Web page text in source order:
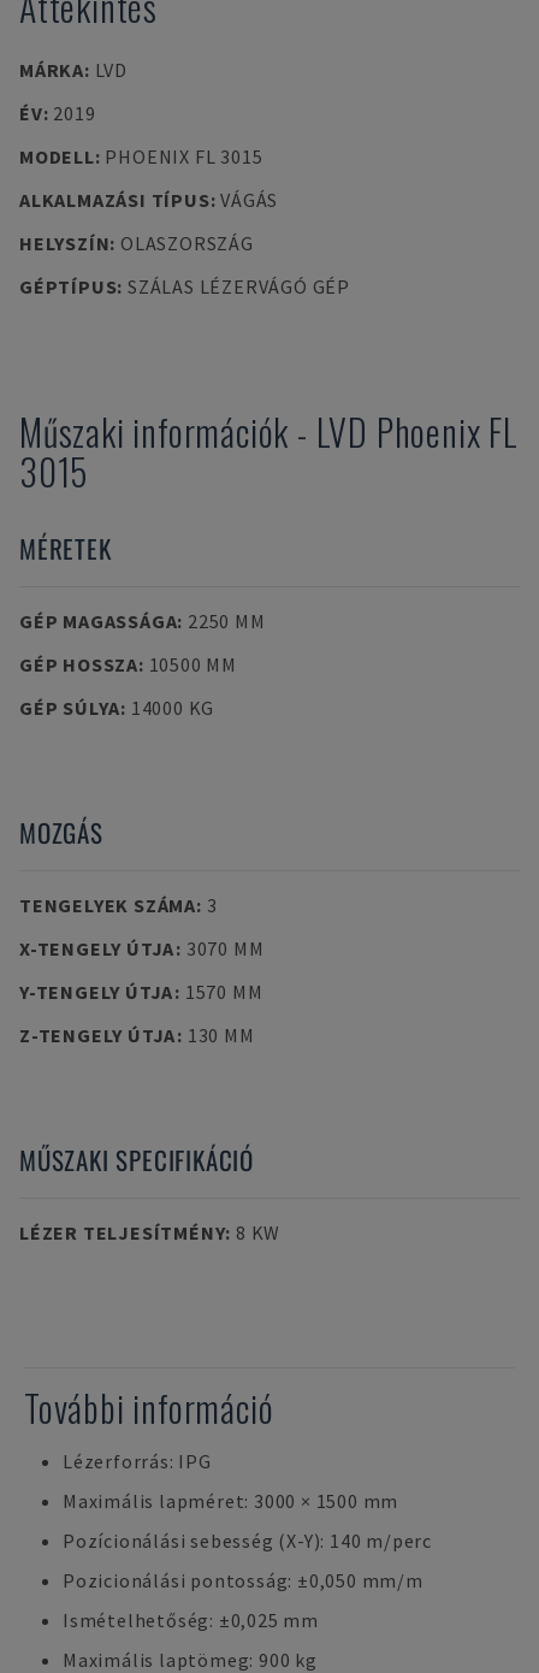
MÁRKA: LVD
ÉV: 2019
MODELL: PHOENIX FL 3015
ALKALMAZÁSI TÍPUS:VÁGÁS
HELYSZÍN: OLASZORSZÁG
GÉPTÍPUS: SZÁLAS LÉZERVÁGÓ GÉP
Műszaki információk - LVD Phoenix FL
3015
MÉRETEK
GÉP MAGASSÁGA: 2250 MM
GÉP HOSSZA: 10500 MM
GÉP SÚLYA: 14000 KG
MOZGÁS
TENGELYEK SZÁMA: 3
X-TENGELY ÚTJA: 3070 MM
Y-TENGELY ÚTJA: 1570 MM
Z-TENGELY ÚTJA: 130 MM
MŰSZAKI SPECIFIKÁCIÓ
LÉZER TELJESÍTMÉNY: 8 KW
További információ
Lézerforrás: IPG
Maximális lapméret: 3000 × 1500 mm
Pozícionálási sebesség (X-Y): 140 m/perc
Pozicionálási pontosság: ±0,050 mm/m
Ismételhetőség: ±0,025 mm
Maximális laptömeg: 900 kg